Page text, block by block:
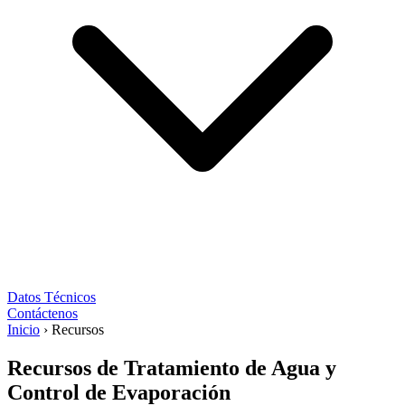
Datos Técnicos
Contáctenos
Inicio › Recursos
Recursos de Tratamiento de Agua y
Control de Evaporación